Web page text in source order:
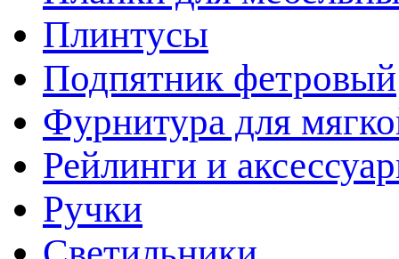
Плинтусы
Подпятник фетровый
Фурнитура для
Рейлинги и
Ручки